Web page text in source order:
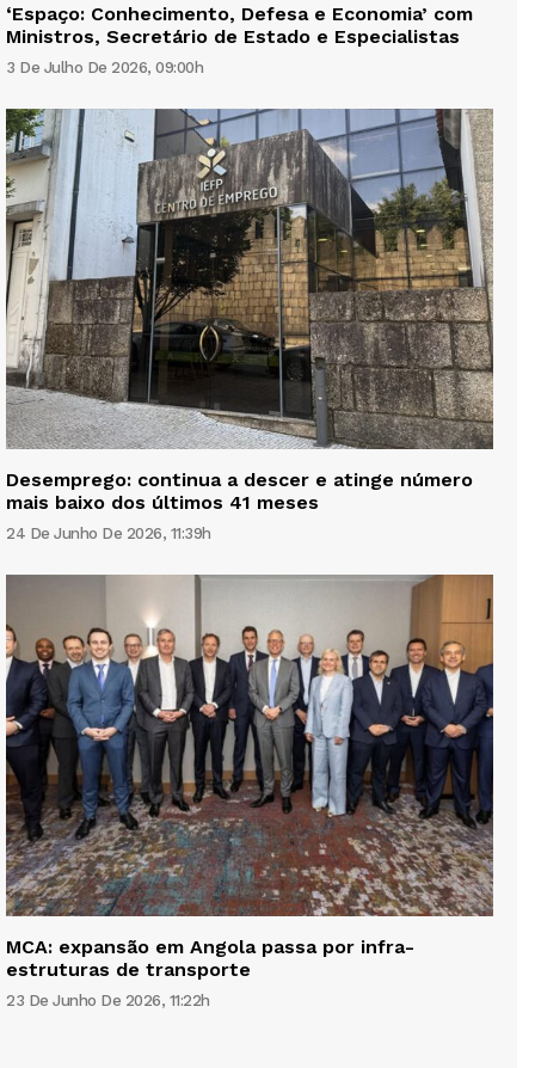
‘Espaço: Conhecimento, Defesa e Economia’ com
Ministros, Secretário de Estado e Especialistas
3 De Julho De 2026, 09:00h
Desemprego: continua a descer e atinge número
mais baixo dos últimos 41 meses
24 De Junho De 2026, 11:39h
MCA: expansão em Angola passa por infra-
estruturas de transporte
23 De Junho De 2026, 11:22h